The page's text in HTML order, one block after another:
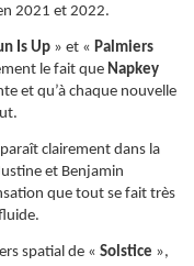
2021 et 2022.
Is Up » et « Palmiers
le fait que Napkey
et qu’à chaque nouvelle
clairement dans la
et Benjamin
que tout se fait très
spatial de « Solstice »,